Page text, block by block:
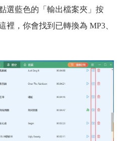
選藍色的「輸出檔案夾」按
裡，你會找到已轉換為 MP3、